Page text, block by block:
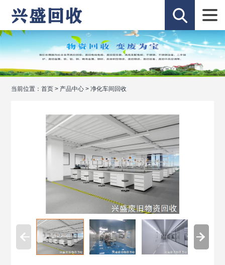
当前位置：首页 > 产品中心 >净化车间回收